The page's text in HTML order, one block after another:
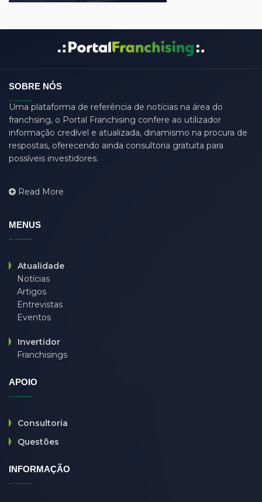
chartered(0)
CSS(0)
dasdas
ddjgud (0)
design (6)
designer(0)
django
eğitim
employer
endpoint
et eu asperiores qui
fitness
fußpflege
Holtel
SOBRE NÓS
Uma plataforma de referência de notícias na área do
franchsing, o Portal Franchising confere ao utilizador
informação credível e atualizada, dinamismo na procura de
respostas, oferecendo ainda consultoria gratuita para
possíveis investidores.
Read More
MENUS
Atualidade
Notícias
Artigos
Entrevistas
Eventos
Invertidor
Franchisings
APOIO
Consultoria
Questões
INFORMAÇÃO